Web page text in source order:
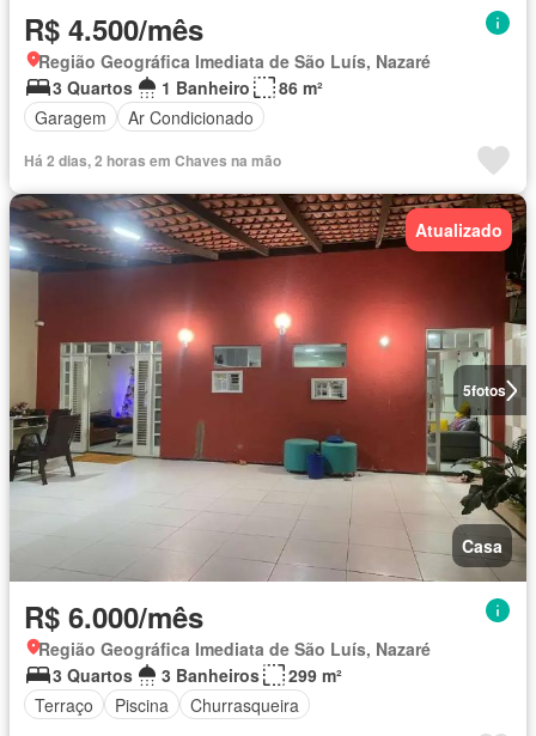
R$ 4.500/mês
Região Geográfica Imediata de São Luís, Nazaré
3 Quartos
1 Banheiro
86 m²
Garagem
Ar Condicionado
Há 2 dias, 2 horas em Chaves na mão
5fotos
Atualizado
Casa
R$ 6.000/mês
Região Geográfica Imediata de São Luís, Nazaré
3 Quartos
3 Banheiros
299 m²
Terraço
Piscina Churrasqueira